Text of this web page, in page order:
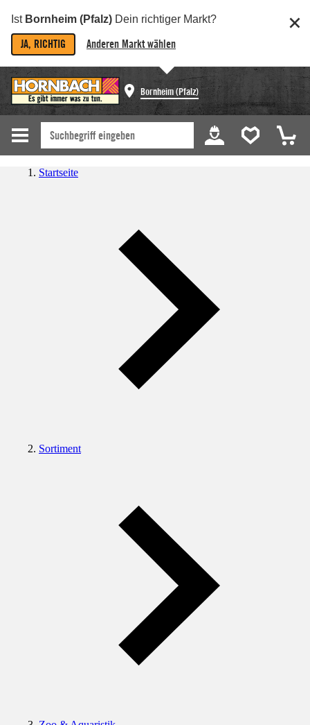
Ist Bornheim (Pfalz) Dein richtiger Markt?
JA, RICHTIG Anderen Markt wählen
Bornheim (Pfalz)
Startseite
Sortiment